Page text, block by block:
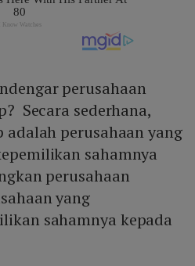
perusahaan
Secara sederhana,
perusahaan yang
sahamnya
perusahaan
yang
sahamnya kepada